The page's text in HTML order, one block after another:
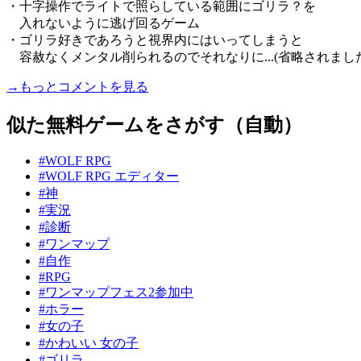
・十字操作でライトで照らしている範囲にゴリラ？を
入れないように逃げ回るゲーム
・ゴリラ好きであろうと視界内にはいってしまうと
容赦なくメンタル削られるのでそれなりに...(省略されまし
→もっとコメントを見る
似た無料ゲームをさがす（自動）
#WOLF RPG
#WOLF RPG エディター
#神
#実況
#診断
#ワンマップ
#自作
#RPG
#ワンマップフェス2参加中
#ホラー
#女の子
#かわいい 女の子